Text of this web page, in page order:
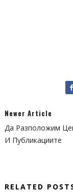
Newer Article
Да Разположим
И Публикациите
RELATED